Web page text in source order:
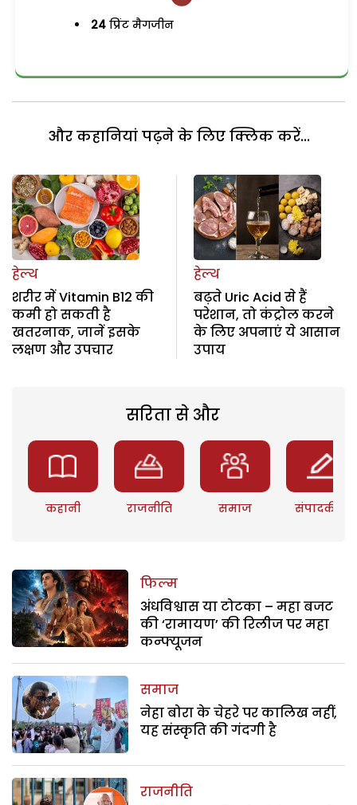
24 प्रिंट मैगजीन
और कहानियां पढ़ने के लिए क्लिक करें...
हेल्थ
शरीर में Vitamin B12 की
कमी हो सकती है
खतरनाक, जानें इसके
लक्षण और उपचार
हेल्थ
बढ़ते Uric Acid से हैं
परेशान, तो कंट्रोल करने
के लिए अपनाएं ये आसान
उपाय
सरिता से और
कहानी राजनीति समाज संपादकीय
फिल्म
अंधविश्वास या टोटका – महा बजट
की ‘रामायण’ की रिलीज पर महा
कन्फ्यूजन
समाज
नेहा बोरा के चेहरे पर कालिख नहीं,
यह संस्कृति की गंदगी है
राजनीति